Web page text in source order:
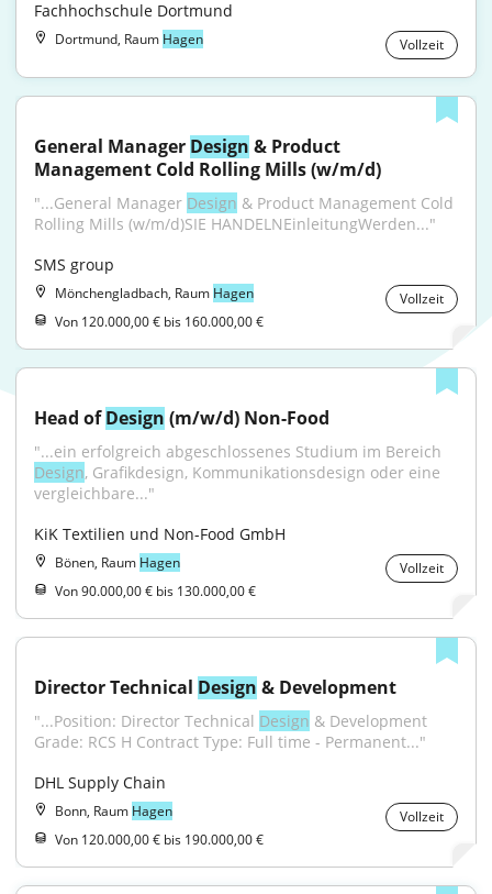
Fachhochschule Dortmund
Dortmund, Raum Hagen Vollzeit
General Manager Design & Product
Management Cold Rolling Mills (w/m/d)
"...General Manager Design & Product Management Cold
Rolling Mills (w/m/d)SIE HANDELNEinleitungWerden..."
SMS group
Mönchengladbach, Raum Hagen
Vollzeit
Von 120.000,00 € bis 160.000,00 €
Head of Design (m/w/d) Non-Food
Design, Grafikdesign, Kommunikationsdesign oder eine
vergleichbare..."
KiK Textilien und Non-Food GmbH
Bönen, Raum Hagen
Vollzeit
Von 90.000,00 € bis 130.000,00 €
Director Technical Design & Development
"...Position: Director Technical Design & Development
Grade: RCS H Contract Type: Full time - Permanent..."
DHL Supply Chain
Bonn, Raum Hagen
Vollzeit
Von 120.000,00 € bis 190.000,00 €